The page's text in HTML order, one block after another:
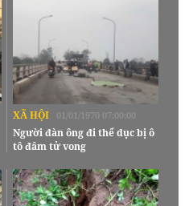
XÃ HỘI 01/01/1970 07:00:00
Người đàn ông đi thể dục bị ô
tô đâm tử vong